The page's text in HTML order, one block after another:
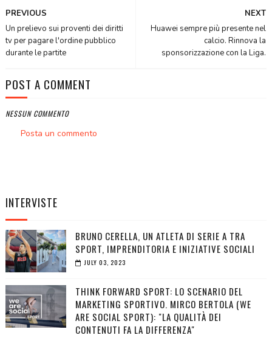
NEXT
Huawei sempre più presente nel
calcio. Rinnova la
sponsorizzazione con la Liga.
PREVIOUS
Un prelievo sui proventi dei diritti
tv per pagare l'ordine pubblico
durante le partite
POST A COMMENT
NESSUN COMMENTO
Posta un commento
INTERVISTE
BRUNO CERELLA, UN ATLETA DI SERIE A TRA
SPORT, IMPRENDITORIA E INIZIATIVE SOCIALI
JULY 03, 2023
THINK FORWARD SPORT: LO SCENARIO DEL
MARKETING SPORTIVO. MIRCO BERTOLA (WE
ARE SOCIAL SPORT): "LA QUALITÀ DEI
CONTENUTI FA LA DIFFERENZA"